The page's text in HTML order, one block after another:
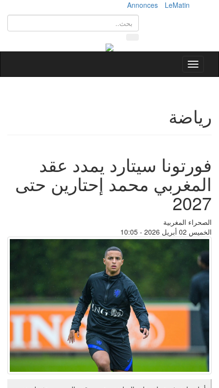
LeMatin
Annonces
Toggle
navigation
رياضة
فورتونا سيتارد يمدد عقد
المغربي محمد إحتارين حتى
2027
الصحراء المغربية
الخميس 02 أبريل 2026 - 10:05